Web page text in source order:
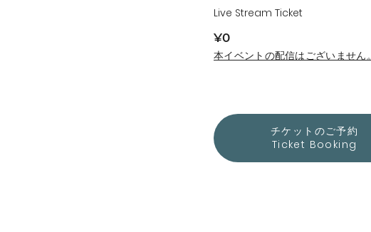
Live Stream Ticket
¥0
本イベントの配信はございません。
チケットのご予約
Ticket Booking